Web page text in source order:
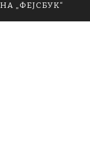
„ФЕЈСБУК“